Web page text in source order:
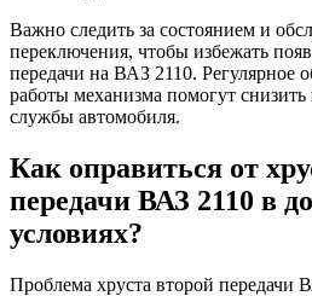
Важно следить за состоянием и
переключения, чтобы избежать
передачи на ВАЗ 2110. Регулярное
работы механизма помогут
службы автомобиля.
Как оправиться от
передачи ВАЗ 2110 в
условиях?
Проблема хруста второй передачи